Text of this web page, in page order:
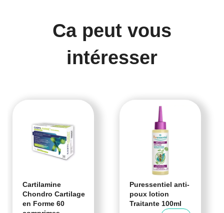
Ca peut vous
intéresser
Cartilamine
Chondro Cartilage
en Forme 60
Puressentiel anti-
poux lotion
Traitante 100ml